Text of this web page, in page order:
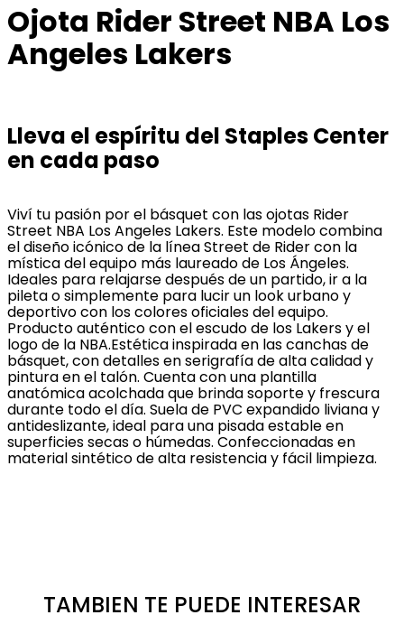
Ojota Rider Street NBA Los
Angeles Lakers
Lleva el espíritu del Staples Center
en cada paso
Viví tu pasión por el básquet con las ojotas Rider
Street NBA Los Angeles Lakers. Este modelo combina
el diseño icónico de la línea Street de Rider con la
mística del equipo más laureado de Los Ángeles.
Ideales para relajarse después de un partido, ir a la
pileta o simplemente para lucir un look urbano y
deportivo con los colores oficiales del equipo.
Producto auténtico con el escudo de los Lakers y el
logo de la NBA.Estética inspirada en las canchas de
básquet, con detalles en serigrafía de alta calidad y
pintura en el talón. Cuenta con una plantilla
anatómica acolchada que brinda soporte y frescura
durante todo el día. Suela de PVC expandido liviana y
antideslizante, ideal para una pisada estable en
superficies secas o húmedas. Confeccionadas en
material sintético de alta resistencia y fácil limpieza.
TAMBIEN TE PUEDE INTERESAR